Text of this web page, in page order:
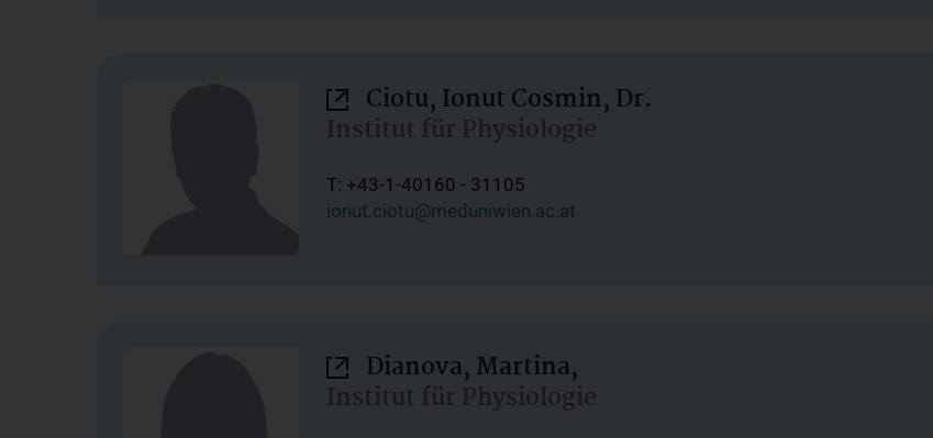
Ciotu, Ionut Cosmin, Dr.
Institut für Physiologie
T: +43-1-40160 - 31105
ionut.ciotu@meduniwien.ac.at
Dianova, Martina,
Institut für Physiologie